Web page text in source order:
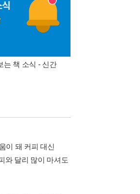
는 책 소식 - 신간
이 돼 커피 대신
와 달리 많이 마셔도